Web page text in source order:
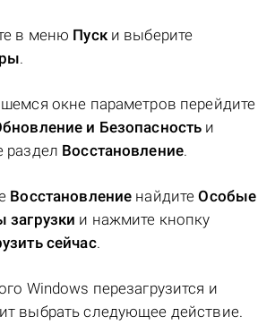
в меню Пуски выберите
.
окне параметров перейдите
и Безопасность и
раздел Восстановление.
Восстановление найдитеОсобые
загрузки и нажмите кнопку
сейчас.
Windows перезагрузится и
выбрать следующее действие.